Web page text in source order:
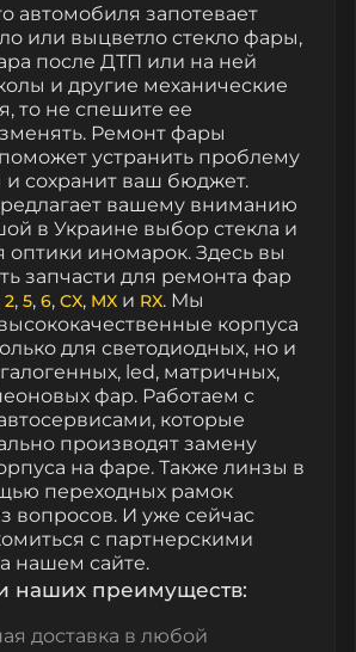
автомобиля запотевает
или выцветло стекло фары,
после ДТП или на ней
и другие механические
то не спешите ее
Ремонт фары
устранить проблему
и сохранит ваш бюджет.
вашему вниманию
в Украине выбор стекла и
оптики иномарок. Здесь вы
запчасти для ремонта фар
2, 5, 6, CX, MX и RX. Мы
корпуса
для светодиодных, но и
led, матричных,
фар. Работаем с
которые
производят замену
на фаре. Также линзы в
переходных рамок
вопросов. И уже сейчас
с партнерскими
нашем сайте.
наших преимуществ:
доставка в любой